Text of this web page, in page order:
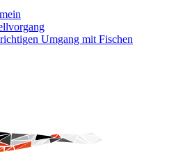
Umgang mit Fischen